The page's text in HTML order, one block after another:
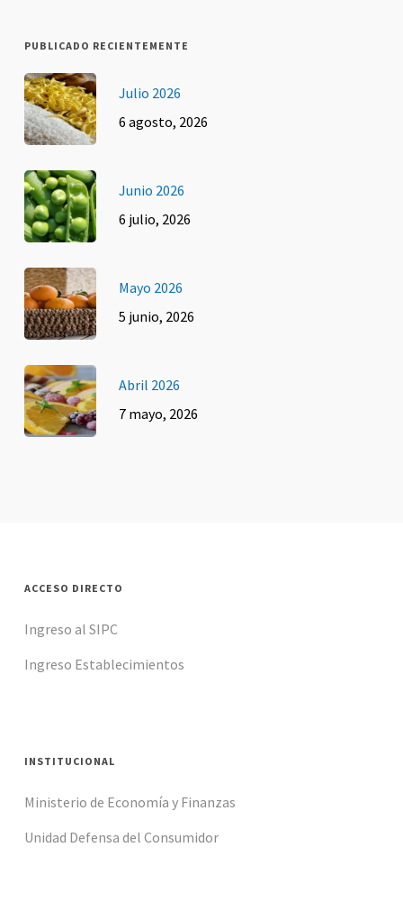
PUBLICADO RECIENTEMENTE
Julio 2026
6 agosto, 2026
Junio 2026
6 julio, 2026
Mayo 2026
5 junio, 2026
Abril 2026
7 mayo, 2026
ACCESO DIRECTO
Ingreso al SIPC
Ingreso Establecimientos
INSTITUCIONAL
Ministerio de Economía y Finanzas
Unidad Defensa del Consumidor